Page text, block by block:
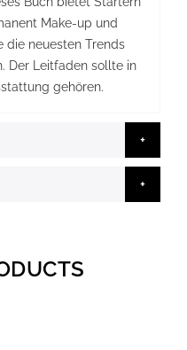
Make-up und
die neuesten Trends
Der Leitfaden sollte in
gehören.